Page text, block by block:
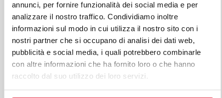
annunci, per fornire funzionalità dei social media e per
analizzare il nostro traffico. Condividiamo inoltre
informazioni sul modo in cui utilizza il nostro sito con i
nostri partner che si occupano di analisi dei dati web,
pubblicità e social media, i quali potrebbero combinarle
con altre informazioni che ha fornito loro o che hanno
raccolto dal suo utilizzo dei loro servizi.